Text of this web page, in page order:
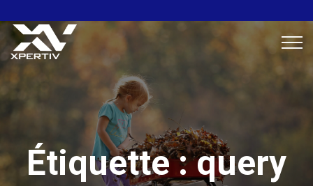
Étiquette :query